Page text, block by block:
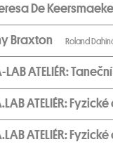
De
Braxton Roland
LAB ATELIÉR:
ATELIÉR:
ATELIÉR: